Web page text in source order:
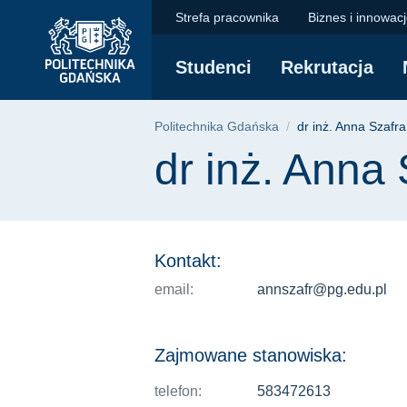
głównego
wyszukiwarki
dr inż. Anna
Strefa pracownika Biznes i
Studenci Rekrutacja
Ścieżka
Politechnika Gdańska dr inż. Anna
Treść strony
dr inż. Anna
Kontakt:
email: annszafr@pg.edu.pl
Zajmowane stanowiska:
telefon: 583472613